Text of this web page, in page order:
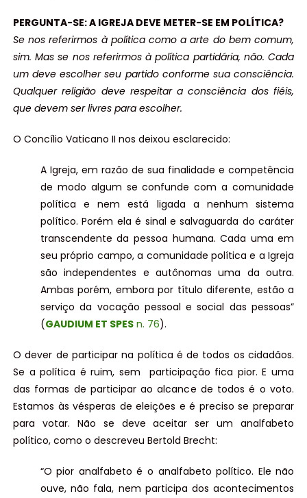
PERGUNTA-SE: A IGREJA DEVE METER-SE EM POLÍTICA?
Se nos referirmos à política como a arte do bem comum,
sim. Mas se nos referirmos à política partidária, não. Cada
um deve escolher seu partido conforme sua consciência.
Qualquer religião deve respeitar a consciência dos fiéis,
que devem ser livres para escolher.
O Concílio Vaticano II nos deixou esclarecido:
A Igreja, em razão de sua finalidade e competência
de modo algum se confunde com a comunidade
política e nem está ligada a nenhum sistema
político. Porém ela é sinal e salvaguarda do caráter
transcendente da pessoa humana. Cada uma em
seu próprio campo, a comunidade política e a Igreja
são independentes e autônomas uma da outra.
Ambas porém, embora por título diferente, estão a
serviço da vocação pessoal e social das pessoas”
(GAUDIUM ET SPESn. 76).
O dever de participar na política é de todos os cidadãos.
Se a política é ruim, sem participação fica pior. E uma
das formas de participar ao alcance de todos é o voto.
Estamos às vésperas de eleições e é preciso se preparar
para votar. Não se deve aceitar ser um analfabeto
político, como o descreveu Bertold Brecht:
“O pior analfabeto é o analfabeto político. Ele não
ouve, não fala, nem participa dos acontecimentos